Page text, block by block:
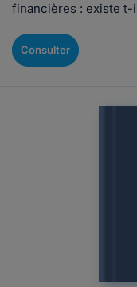
financières : existe t-
Consulter